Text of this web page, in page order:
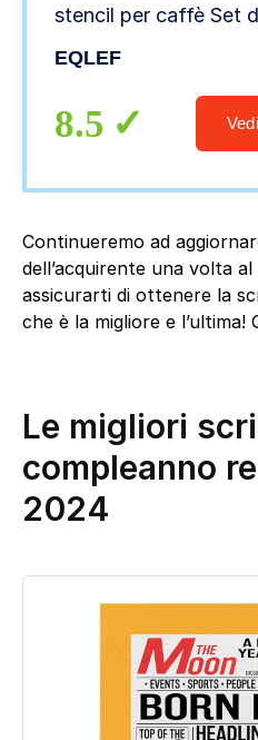
stencil per caffè Set
EQLEF
8.5
Continueremo ad
dell’acquirente una volta
assicurarti di ottenere la
che è la migliore e l’ultima!
Le migliori
compleanno
2024